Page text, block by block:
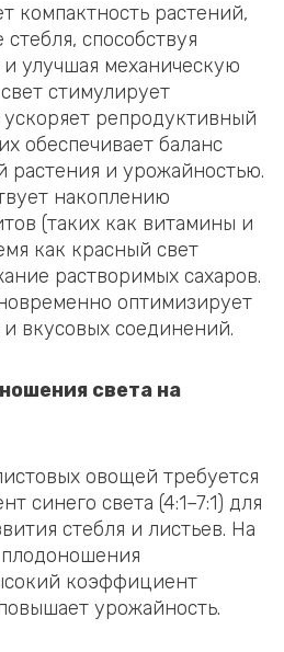
компактность растений,
способствуя
улучшая механическую
стимулирует
репродуктивный
обеспечивает баланс
растения и урожайностью.
накоплению
(таких как витамины и
как красный свет
растворимых сахаров.
оптимизирует
вкусовых соединений.
света на
овощей требуется
синего света (4:1–7:1) для
стебля и листьев. На
коэффициент
урожайность.